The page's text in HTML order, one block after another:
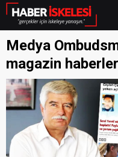
Medya
magazin